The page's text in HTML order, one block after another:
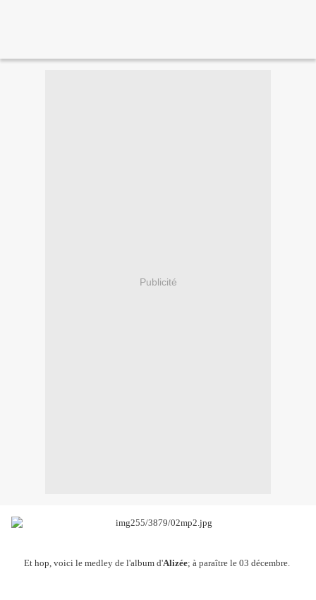
Publicité
Et hop, voici le medley de l'album d'Alizée; à paraître le 03 décembre.